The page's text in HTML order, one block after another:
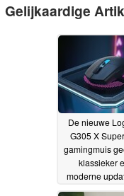
Gelijkaardige
De nieuwe
G305 X
gamingmuis
klassieker
moderne
een 44K-